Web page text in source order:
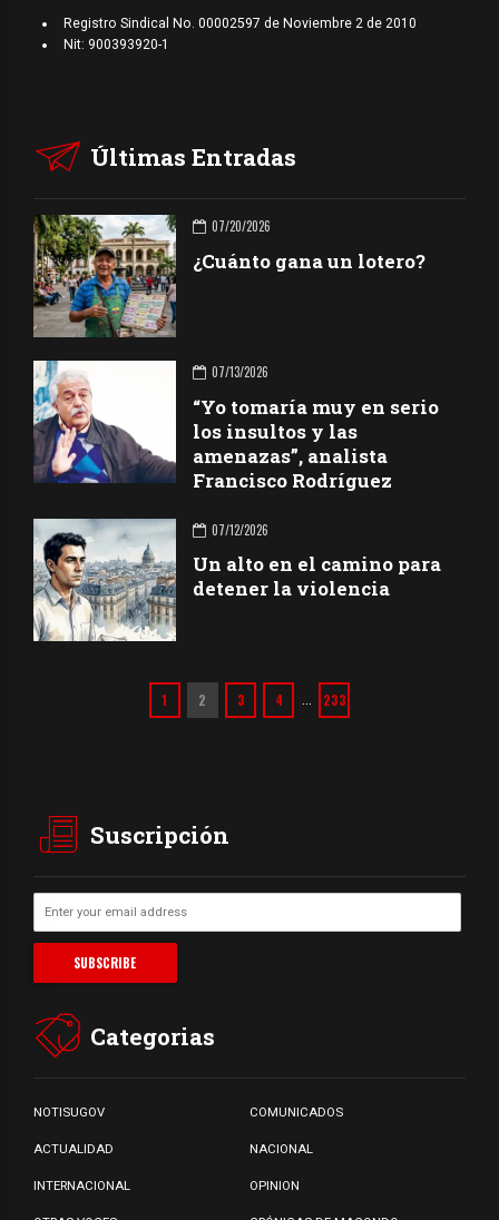
Registro Sindical No. 00002597 de Noviembre 2 de 2010
Nit: 900393920-1
Últimas Entradas
07/20/2026
¿Cuánto gana un lotero?
07/13/2026
“Yo tomaría muy en serio
los insultos y las
amenazas”, analista
Francisco Rodríguez
07/12/2026
Un alto en el camino para
detener la violencia
1 2 3 4 233
Suscripción
Categorias
NOTISUGOV COMUNICADOS
ACTUALIDAD NACIONAL
INTERNACIONAL OPINION